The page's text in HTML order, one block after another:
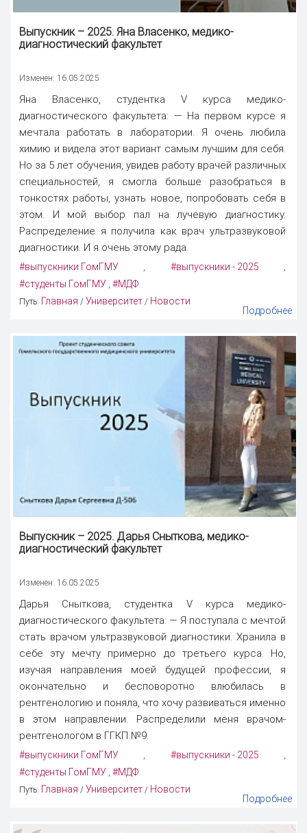
Выпускник – 2025. Яна Власенко, медико-
диагностический факультет
Изменен: 16.05.2025
Яна Власенко, студентка V курса медико-
диагностического факультета: — На первом курсе я
мечтала работать в лаборатории. Я очень любила
химию и видела этот вариант самым лучшим для себя.
Но за 5 лет обучения, увидев работу врачей различных
специальностей, я смогла больше разобраться в
тонкостях работы, узнать новое, попробовать себя в
этом. И мой выбор пал на лучевую диагностику.
Распределение я получила как врач ультразвуковой
диагностики. И я очень этому рада.
#выпускники ГомГМУ , #выпускники - 2025 ,
#студенты ГомГМУ , #МДФ
Путь: Главная / Университет / Новости
Подробнее
Выпускник – 2025. Дарья Сныткова, медико-
диагностический факультет
Изменен: 16.05.2025
Дарья Сныткова, студентка V курса медико-
диагностического факультета: — Я поступала с мечтой
стать врачом ультразвуковой диагностики. Хранила в
себе эту мечту примерно до третьего курса. Но,
изучая направления моей будущей профессии, я
окончательно и бесповоротно влюбилась в
рентгенологию и поняла, что хочу развиваться именно
в этом направлении. Распределили меня врачом-
рентгенологом в ГГКП №9.
#выпускники ГомГМУ , #выпускники - 2025 ,
#студенты ГомГМУ , #МДФ
Путь: Главная / Университет / Новости
Подробнее